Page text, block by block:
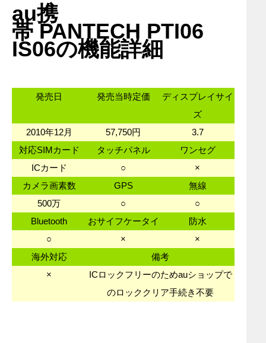
au携
帯 PANTECH PTI06
IS06の機能詳細
発売日 発売当時定価
ディスプレイサイ
ズ
2010年12月
57,750円
3.7
対応SIMカード
タッチパネル
ワンセグ
ICカード
○
×
カメラ画素数
GPS
無線
500万
○
○
Bluetooth
おサイフケータイ
防水
○
×
×
海外対応
備考
×
ICロックフリーのためauショップで
のロッククリア手続き不要